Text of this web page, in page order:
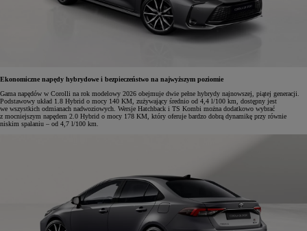
Ekonomiczne napędy hybrydowe i bezpieczeństwo na najwyższym poziomie
Gama napędów w Corolli na rok modelowy 2026 obejmuje dwie pełne hybrydy najnowszej, piątej generacji.
Podstawowy układ 1.8 Hybrid o mocy 140 KM, zużywający średnio od 4,4 l/100 km, dostępny jest
we wszystkich odmianach nadwoziowych. Wersje Hatchback i TS Kombi można dodatkowo wybrać
z mocniejszym napędem 2.0 Hybrid o mocy 178 KM, który oferuje bardzo dobrą dynamikę przy równie
niskim spalaniu – od 4,7 l/100 km.